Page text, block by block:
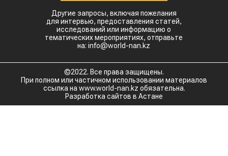
Другие запросы, включая пожелания
для интервью, предоставления статей,
исследований или информацию о
тематических мероприятиях, отправьте
на: info@world-nan.kz
©2022. Все права защищены.
При полном или частичном использовании материалов
ссылка на www.world-nan.kz обязательна.
Разработка сайтов в Астане